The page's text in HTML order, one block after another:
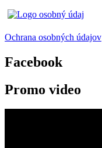
Ochrana osobných údajov
Facebook
Promo video